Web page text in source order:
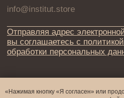
«Нажимая кнопку «Я согласен» или